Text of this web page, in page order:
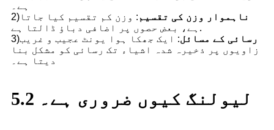
ہے۔
2)
ناہموار وزن کی تقسیم : وزن کم تقسیم کیا جاتا
ہے، بعض حصوں پر اضافی دباؤ ڈالتا ہے.
3)
رسائی کے مسائل: ایک جھکا ہوا یونٹ عجیب و غریب
زاویوں پر ذخیرہ شدہ اشیاء تک رسائی کو مشکل بنا
دیتا ہے۔
5.2 لیولنگ کیوں ضروری ہے۔